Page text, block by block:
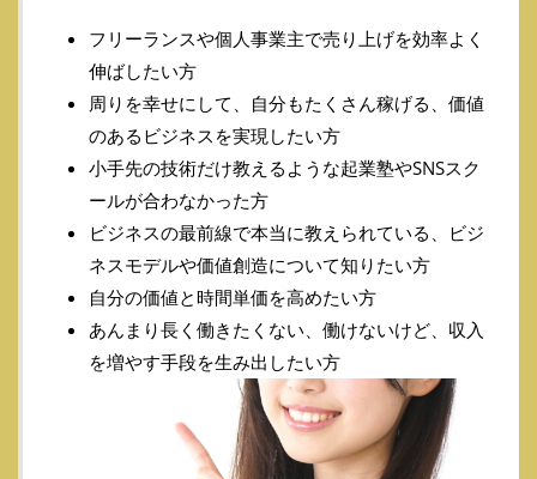
フリーランスや個人事業主で売り上げを効率よく
伸ばしたい方
周りを幸せにして、自分もたくさん稼げる、価値
のあるビジネスを実現したい方
小手先の技術だけ教えるような起業塾やSNSスク
ールが合わなかった方
ビジネスの最前線で本当に教えられている、ビジ
ネスモデルや価値創造について知りたい方
自分の価値と時間単価を高めたい方
あんまり長く働きたくない、働けないけど、収入
を増やす手段を生み出したい方